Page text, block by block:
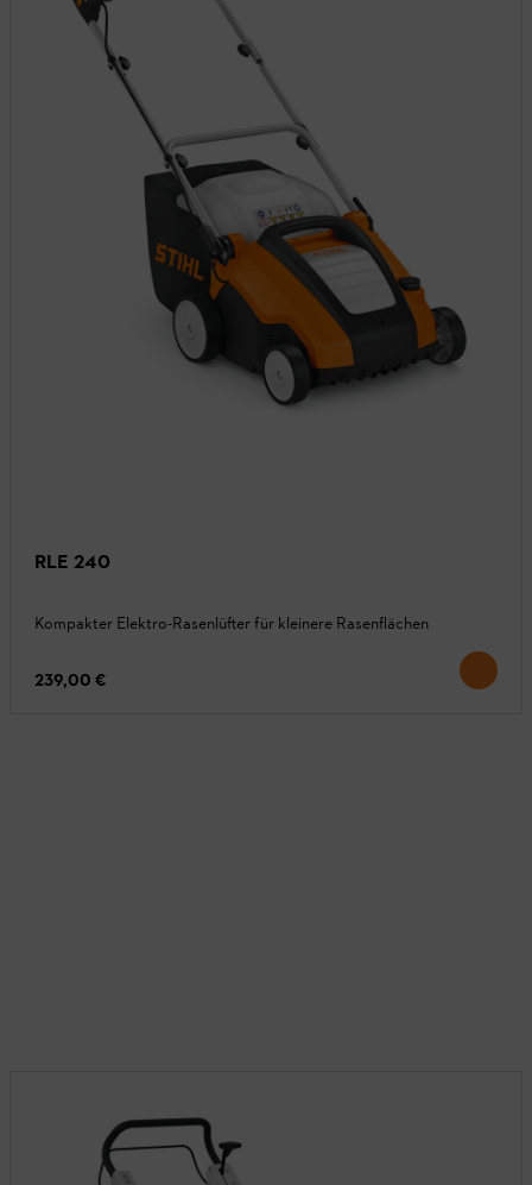
RLE 240
Kompakter Elektro-Rasenlüfter für kleinere Rasenflächen
239,00 €